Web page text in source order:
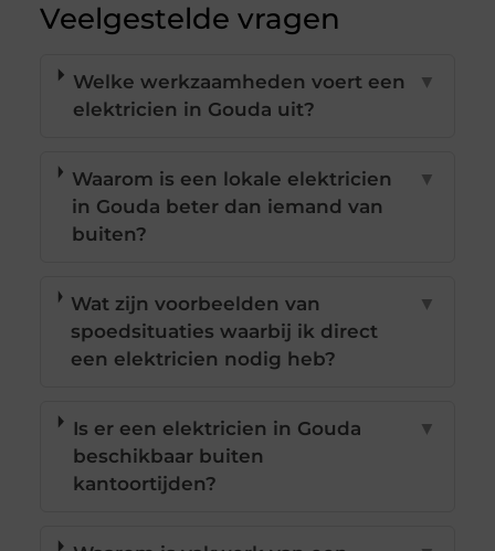
Veelgestelde vragen
Welke werkzaamheden voert een
elektricien in Gouda uit?
▼
Waarom is een lokale elektricien
in Gouda beter dan iemand van
buiten?
▼
Wat zijn voorbeelden van
spoedsituaties waarbij ik direct
een elektricien nodig heb?
▼
Is er een elektricien in Gouda
beschikbaar buiten
kantoortijden?
▼